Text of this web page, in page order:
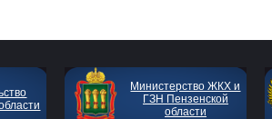
Министерство ЖКХ и
ГЗН Пензенской
области